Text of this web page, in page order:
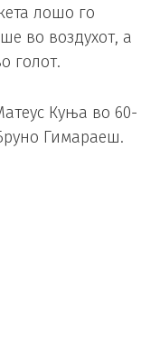
лошо го
во воздухот, а
голот.
Куња во 60-
Гимараеш.